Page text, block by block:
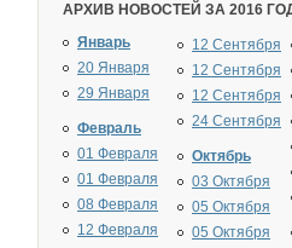
АРХИВ НОВОСТЕЙ ЗА 2016
Январь
20 Января
29 Января
Февраль
01 Февраля
01 Февраля
08 Февраля
12 Февраля
12 Сентября
12 Сентября
12 Сентября
24 Сентября
Октябрь
03 Октября
05 Октября
05 Октября